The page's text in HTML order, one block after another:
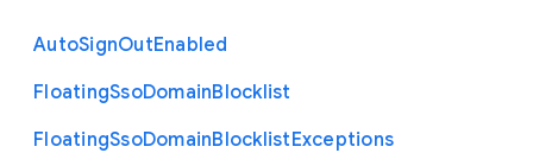
AutoSignOutEnabled
FloatingSsoDomainBlocklist
FloatingSsoDomainBlocklistExceptions